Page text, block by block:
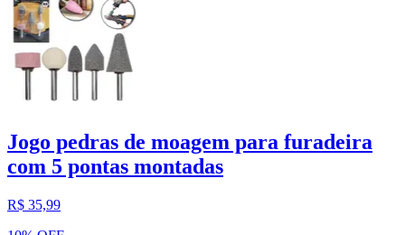
Jogo pedras de moagem para furadeira
com 5 pontas montadas
R$ 35,99